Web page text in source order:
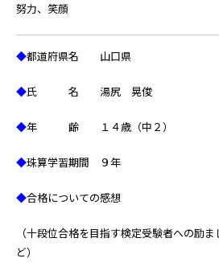
努力、笑顔
◆都道府県名 山口県
◆氏 名 湯尻 晃俊
◆年 齢 １４歳（中２）
◆珠算学習期間 ９年
◆合格についての感想
（十段位合格を目指す検定受験者への励
ど）